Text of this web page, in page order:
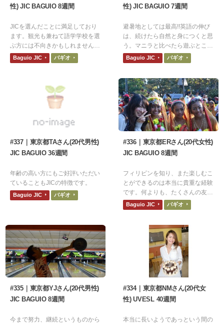
性) JIC BAGUIO 8週間
JICを選んだことに満足しており
ます。観光も兼ねて語学学校を選
ぶ方には不向きかもしれません
が、勉強メインで選ばれる方に
は、気候、環境全般的に最適であ
Baguio JIC バギオ
性) JIC BAGUIO 7週間
避暑地としては最高!!英語の伸び
は、続けたら自然と身につくと思
う。マニラと比べたら遊ぶところ
は少ないけど、SMで充分楽しめ
る。
Baguio JIC バギオ
#337｜東京都TAさん(20代男性)
JIC BAGUIO 36週間
年齢の高い方にもご好評いただい
ていることもJICの特徴です。
Baguio JIC バギオ
#336｜東京都ERさん(20代女性)
JIC BAGUIO 8週間
フィリピンを知り、また楽しむこ
とができるのは本当に貴重な経験
です。何よりも、たくさんの友人
にめぐり合えたことにとても感謝
してます。
Baguio JIC バギオ
#335｜東京都YJさん(20代男性)
JIC BAGUIO 8週間
今まで努力、継続というものから
#334｜東京都NMさん(20代女
性) UVESL 40週間
本当に長いようであっという間の